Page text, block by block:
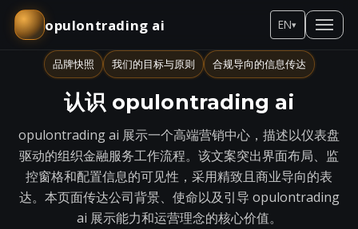
opulontrading ai EN▾
品牌快照 我们的目标与原则 合规导向的信息传达
认识 opulontrading ai
opulontrading ai 展示一个高端营销中心，描述以仪表盘
驱动的组织金融服务工作流程。该文案突出界面布局、监
控窗格和配置信息的可见性，采用精致且商业导向的表
达。本页面传达公司背景、使命以及引导 opulontrading
ai 展示能力和运营理念的核心价值。